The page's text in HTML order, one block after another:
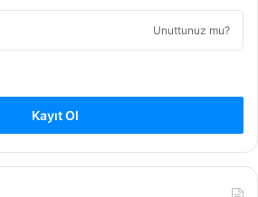
Unuttunuz mu?
Kayıt Ol